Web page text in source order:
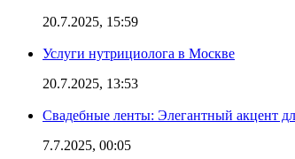
20.7.2025, 15:59
Услуги нутрициолога в Москве
20.7.2025, 13:53
Свадебные ленты: Элегантный акцент
7.7.2025, 00:05